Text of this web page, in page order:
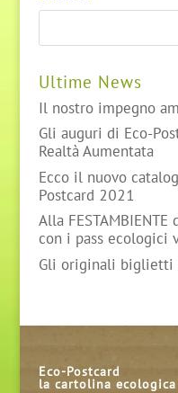
Ultime News
Il nostro impegno
Gli auguri di Eco-
Realtà Aumentata
Ecco il nuovo
Postcard 2021
Alla FESTAMBIENTE
con i pass ecologici
Gli originali biglietti
Eco-Postcard
la cartolina